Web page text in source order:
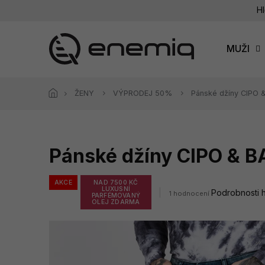
MUŽI
ŽENY VÝPRODEJ 50% Pánské džíny CIPO
Pánské džíny CIPO &
AKCE
NAD 7500 KČ
LUXUSNÍ
PARFÉMOVANÝ
OLEJ ZDARMA
Průměrné
je
5,0
z
5
1 hodnocení Podrobnosti